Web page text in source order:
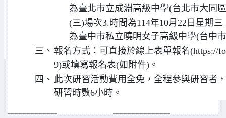
為臺北市立成淵高級中學(台北市大同
(三)場次3.時間為114年10月22日星期
為臺中市私立曉明女子高級中學(台中
三、 報名方式：可直接於線上表單報名(https://
9)或填寫報名表(如附件)。
四、 此次研習活動費用全免，全程參與研習者
研習時數6小時。